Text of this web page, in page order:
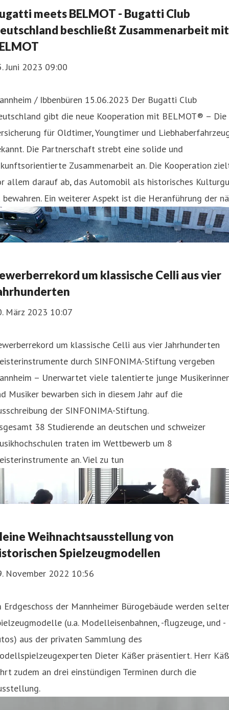
meets BELMOT - Bugatti Club
beschließt Zusammenarbeit mit
Juni 2023 09:00
/ Ibbenbüren 15.06.2023 Der Bugatti Club
gibt die neue Kooperation mit BELMOT® – Die
für Oldtimer, Youngtimer und
Die Partnerschaft strebt eine solide und
Zusammenarbeit an. Die Kooperation
allem darauf ab, das Automobil als historisches
bewahren. Ein weiterer Aspekt ist die Heranführung der nä
um klassische Celli aus vier
März 2023 10:07
um klassische Celli aus vier Jahrhunderten
durch SINFONIMA-Stiftung vergeben
– Unerwartet viele talentierte junge
Musiker bewarben sich in diesem Jahr auf die
der SINFONIMA-Stiftung.
38 Studierende an deutschen und schweizer
traten im Wettbewerb um 8
an. Viel zu tun
Weihnachtsausstellung von
Spielzeugmodellen
November 2022 10:56
Erdgeschoss der Mannheimer Bürogebäude werden
(u.a. Modelleisenbahnen, -flugzeuge, und -
aus der privaten Sammlung des
Dieter Käßer präsentiert. Herr
zudem an drei einstündigen Terminen durch die